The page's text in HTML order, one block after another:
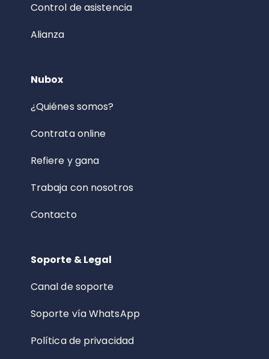
Control de asistencia
Alianza
Nubox
¿Quiénes somos?
Contrata online
Refiere y gana
Trabaja con nosotros
Contacto
Soporte & Legal
Canal de soporte
Soporte vía WhatsApp
Política de privacidad